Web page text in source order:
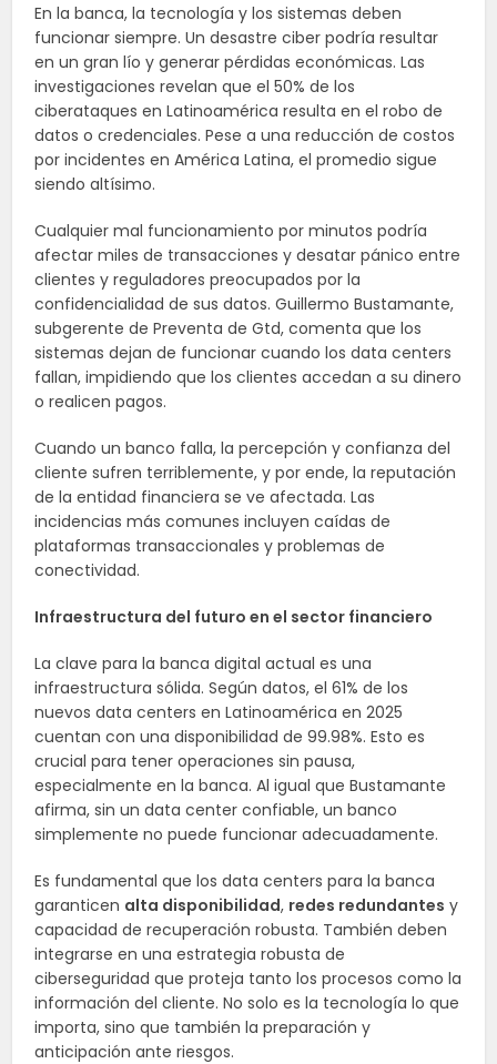
En la banca, la tecnología y los sistemas deben
funcionar siempre. Un desastre ciber podría resultar
en un gran lío y generar pérdidas económicas. Las
investigaciones revelan que el 50% de los
ciberataques en Latinoamérica resulta en el robo de
datos o credenciales. Pese a una reducción de costos
por incidentes en América Latina, el promedio sigue
siendo altísimo.
Cualquier mal funcionamiento por minutos podría
afectar miles de transacciones y desatar pánico entre
clientes y reguladores preocupados por la
confidencialidad de sus datos. Guillermo Bustamante,
subgerente de Preventa de Gtd, comenta que los
sistemas dejan de funcionar cuando los data centers
fallan, impidiendo que los clientes accedan a su dinero
o realicen pagos.
Cuando un banco falla, la percepción y confianza del
cliente sufren terriblemente, y por ende, la reputación
de la entidad financiera se ve afectada. Las
incidencias más comunes incluyen caídas de
plataformas transaccionales y problemas de
conectividad.
Infraestructura del futuro en el sector financiero
La clave para la banca digital actual es una
infraestructura sólida. Según datos, el 61% de los
nuevos data centers en Latinoamérica en 2025
cuentan con una disponibilidad de 99.98%. Esto es
crucial para tener operaciones sin pausa,
especialmente en la banca. Al igual que Bustamante
afirma, sin un data center confiable, un banco
simplemente no puede funcionar adecuadamente.
Es fundamental que los data centers para la banca
garanticen alta disponibilidad, redes redundantes y
capacidad de recuperación robusta. También deben
integrarse en una estrategia robusta de
ciberseguridad que proteja tanto los procesos como la
información del cliente. No solo es la tecnología lo que
importa, sino que también la preparación y
anticipación ante riesgos.